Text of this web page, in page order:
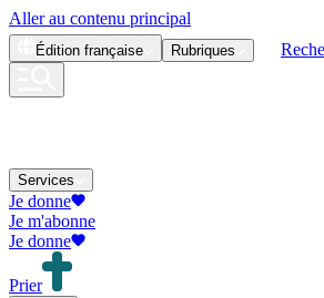
Aller au contenu principal
Édition française Rubriques
Services
Je donne
Je m'abonne
Je donne
Prier